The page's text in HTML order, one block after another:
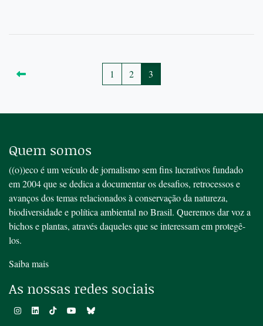
1 2 3
Quem somos
((o))eco é um veículo de jornalismo sem fins lucrativos fundado
em 2004 que se dedica a documentar os desafios, retrocessos e
avanços dos temas relacionados à conservação da natureza,
biodiversidade e política ambiental no Brasil. Queremos dar voz a
bichos e plantas, através daqueles que se interessam em protegê-
los.
Saiba mais
As nossas redes sociais